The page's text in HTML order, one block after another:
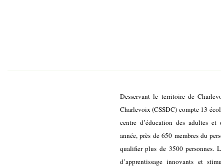
Desservant le territoire de
Charlevoix (CSSDC) compte 13
centre d’éducation des adultes
année, près de 650 membres du
qualifier plus de 3500 personnes.
d’apprentissage innovants et